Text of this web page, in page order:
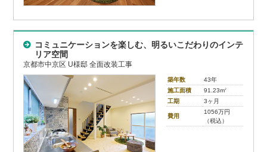
コミュニケーションを楽しむ、明るいこだわりのインテ
リア空間
京都市中京区 U様邸 全面改装工事
築年数
43年
施工面積
91.23m2
工期 3ヶ月
費用
1056万円
（税込）